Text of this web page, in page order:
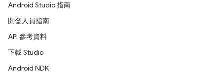
Android Studio 指南
開發人員指南
API 參考資料
下載 Studio
Android NDK